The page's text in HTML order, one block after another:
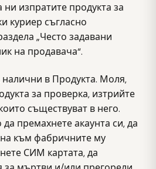
изпратите продукта за
куриер съгласно
„Често задавани
на продавача“.
в Продукта. Моля,
за проверка, изтрийте
съществуват в него.
премахнете акаунта си, да
към фабричните му
СИМ картата, да